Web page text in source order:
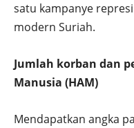
satu kampanye
modern Suriah.
Jumlah korban dan
Manusia (HAM)
Mendapatkan angka